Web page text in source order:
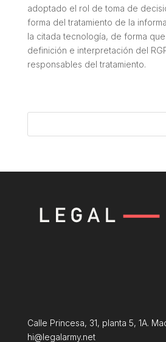
adoptado el rol de toma de
forma del tratamiento de la
la citada tecnología, de forma
definición e interpretación del
responsables del tratamiento.
Calle Princesa, 31, planta 5, 1A.
hi@legalarmy.net